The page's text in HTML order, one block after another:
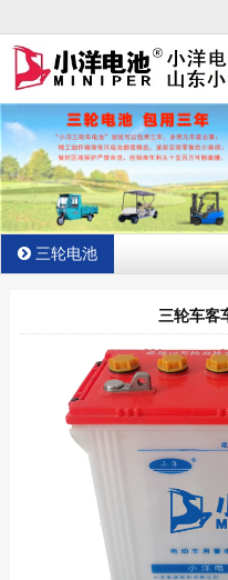
三轮电池
三轮车客